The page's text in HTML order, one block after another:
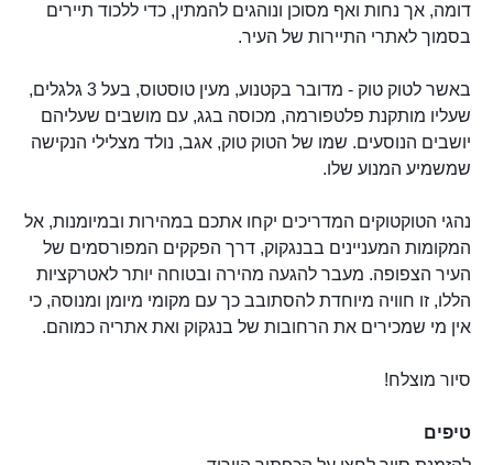
דומה, אך נחות ואף מסוכן ונוהגים להמתין, כדי ללכוד תיירים
בסמוך לאתרי התיירות של העיר.
באשר לטוק טוק - מדובר בקטנוע, מעין טוסטוס, בעל 3 גלגלים,
שעליו מותקנת פלטפורמה, מכוסה בגג, עם מושבים שעליהם
יושבים הנוסעים. שמו של הטוק טוק, אגב, נולד מצלילי הנקישה
שמשמיע המנוע שלו.
נהגי הטוקטוקים המדריכים יקחו אתכם במהירות ובמיומנות, אל
המקומות המעניינים בבנגקוק, דרך הפקקים המפורסמים של
העיר הצפופה. מעבר להגעה מהירה ובטוחה יותר לאטרקציות
הללו, זו חוויה מיוחדת להסתובב כך עם מקומי מיומן ומנוסה, כי
אין מי שמכירים את הרחובות של בנגקוק ואת אתריה כמוהם.
סיור מוצלח!
טיפים